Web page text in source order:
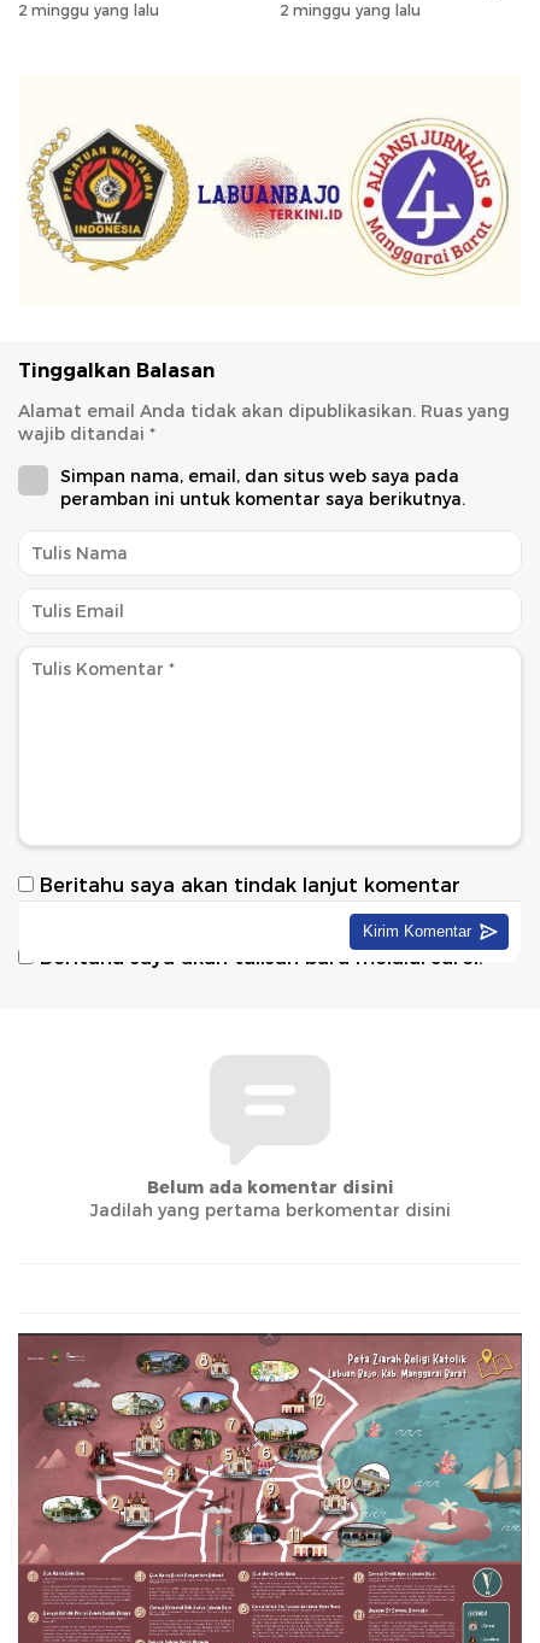
2 minggu yang lalu 2 minggu yang lalu
Tinggalkan Balasan
Alamat email Anda tidak akan dipublikasikan. Ruas yang
wajib ditandai *
Simpan nama, email, dan situs web saya pada
peramban ini untuk komentar saya berikutnya.
Beritahu saya akan tindak lanjut komentar
Beritahu saya akan tulisan baru melalui surel.
Belum ada komentar disini
Jadilah yang pertama berkomentar disini